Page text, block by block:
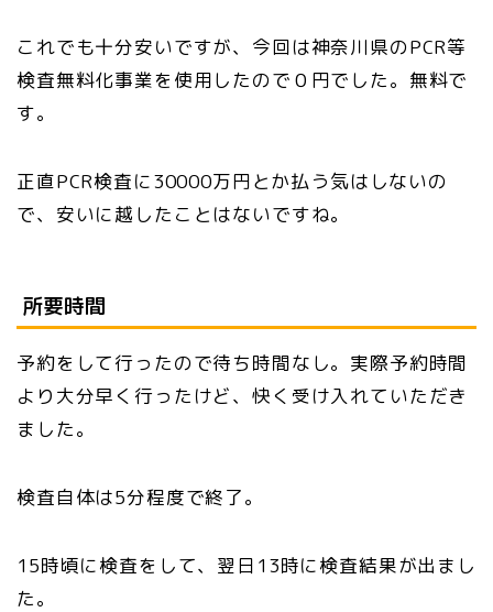
これでも十分安いですが、今回は神奈川県のPCR等
検査無料化事業を使用したので０円でした。無料で
す。
正直PCR検査に30000万円とか払う気はしないの
で、安いに越したことはないですね。
所要時間
予約をして行ったので待ち時間なし。実際予約時間
より大分早く行ったけど、快く受け入れていただき
ました。
検査自体は5分程度で終了。
15時頃に検査をして、翌日13時に検査結果が出まし
た。